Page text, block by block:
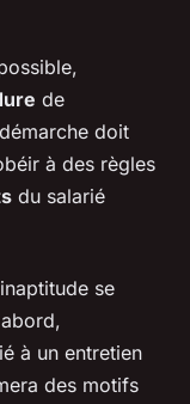
de
doit
à des règles
du salarié
se
à un entretien
des motifs